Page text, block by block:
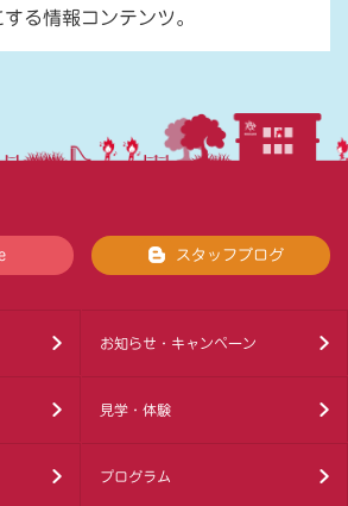
る情報コンテンツ。
スタッフブログ
お知らせ・キャンペーン
見学・体験
プログラム